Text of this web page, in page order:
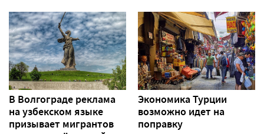
В Волгограде реклама
на узбекском языке
призывает мигрантов
Экономика Турции
возможно идет на
поправку